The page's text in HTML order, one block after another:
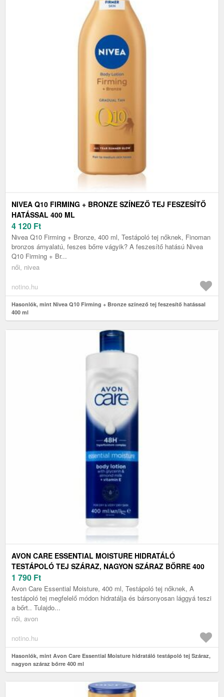
NIVEA Q10 FIRMING + BRONZE SZÍNEZŐ TEJ FESZESÍTŐ
HATÁSSAL 400 ML
4 120 Ft
Nivea Q10 Firming + Bronze, 400 ml, Testápoló tej nőknek, Finoman
bronzos árnyalatú, feszes bőrre vágyik? A feszesítő hatású Nivea
Q10 Firming + Br...
női, nivea
notino.hu
Hasonlók, mint Nivea Q10 Firming + Bronze színező tej feszesítő hatással
400 ml
AVON CARE ESSENTIAL MOISTURE HIDRATÁLÓ
TESTÁPOLÓ TEJ SZÁRAZ, NAGYON SZÁRAZ BŐRRE 400
ML
1 790 Ft
Avon Care Essential Moisture, 400 ml, Testápoló tej nőknek, A
testápoló tej megfelelő módon hidratálja és bársonyosan lággyá teszi
a bőrt.. Tulajdo...
női, avon
notino.hu
Hasonlók, mint Avon Care Essential Moisture hidratáló testápoló tej Száraz,
nagyon száraz bőrre 400 ml